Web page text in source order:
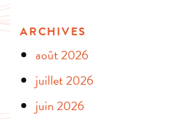
ARCHIVES
août 2026
juillet 2026
juin 2026